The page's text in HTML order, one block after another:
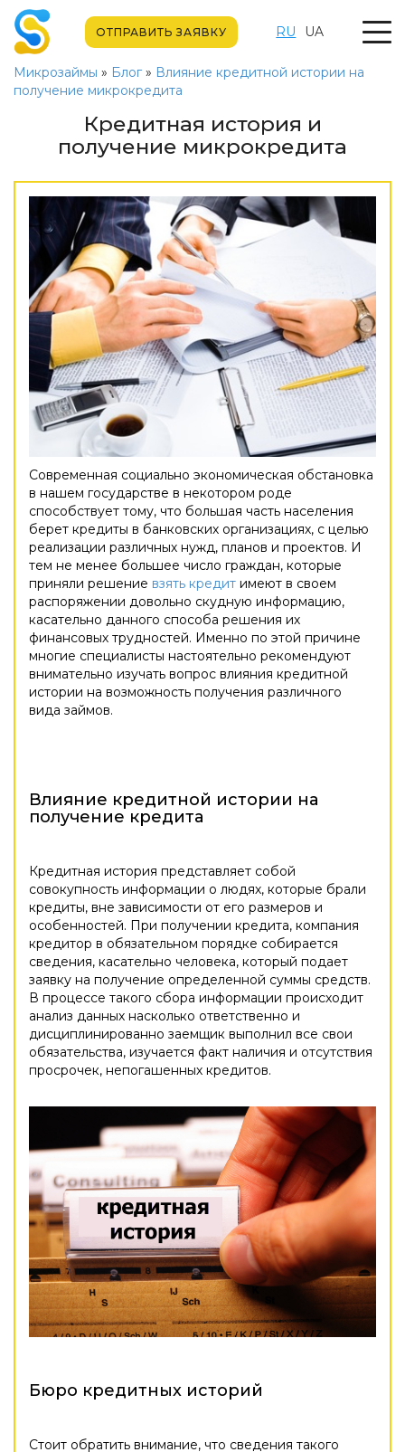
ОТПРАВИТЬ ЗАЯВКУ RU UA
Микрозаймы » Блог» Влияние кредитной истории на
получение микрокредита
Кредитная история и
получение микрокредита
Современная социально экономическая обстановка
в нашем государстве в некотором роде
способствует тому, что большая часть населения
берет кредиты в банковских организациях, с целью
реализации различных нужд, планов и проектов. И
тем не менее большее число граждан, которые
приняли решение взять кредит имеют в своем
распоряжении довольно скудную информацию,
касательно данного способа решения их
финансовых трудностей. Именно по этой причине
многие специалисты настоятельно рекомендуют
внимательно изучать вопрос влияния кредитной
истории на возможность получения различного
вида займов.
Влияние кредитной истории на
получение кредита
Кредитная история представляет собой
совокупность информации о людях, которые брали
кредиты, вне зависимости от его размеров и
особенностей. При получении кредита, компания
кредитор в обязательном порядке собирается
сведения, касательно человека, который подает
заявку на получение определенной суммы средств.
В процессе такого сбора информации происходит
анализ данных насколько ответственно и
дисциплинированно заемщик выполнил все свои
обязательства, изучается факт наличия и отсутствия
просрочек, непогашенных кредитов.
Бюро кредитных историй
Стоит обратить внимание, что сведения такого